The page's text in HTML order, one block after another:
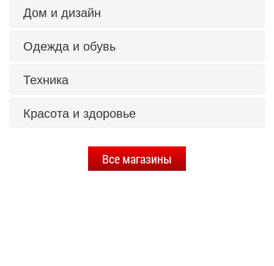
Дом и дизайн
Одежда и обувь
Техника
Красота и здоровье
Все магазины